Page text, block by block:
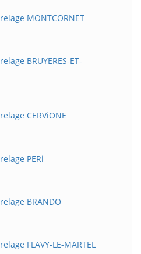
MONTCORNET
BRUYERES-ET-
CERViONE
PERi
BRANDO
FLAVY-LE-MARTEL